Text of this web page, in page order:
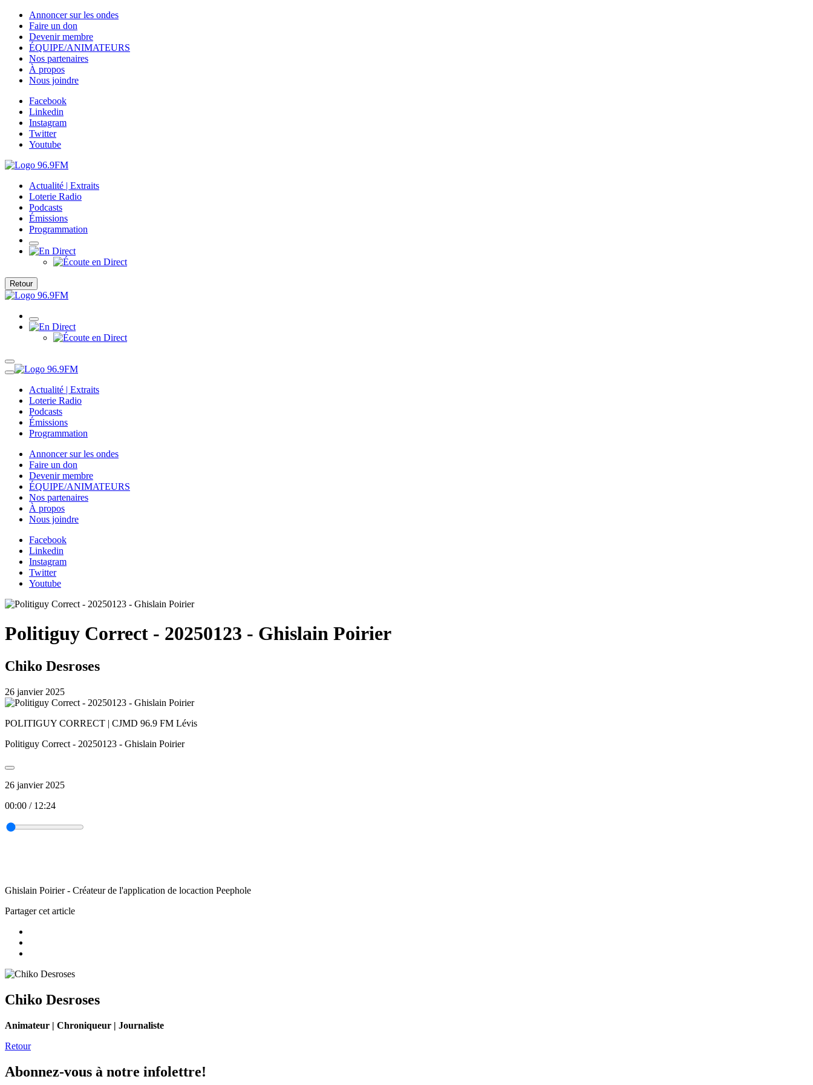
Annoncer sur les ondes
Faire un don
Devenir membre
ÉQUIPE/ANIMATEURS
Nos partenaires
À propos
Nous joindre
Facebook
Linkedin
Instagram
Twitter
Youtube
Actualité | Extraits
Loterie Radio
Podcasts
Émissions
Programmation
Retour
Actualité | Extraits
Loterie Radio
Podcasts
Émissions
Programmation
Annoncer sur les ondes
Faire un don
Devenir membre
ÉQUIPE/ANIMATEURS
Nos partenaires
À propos
Nous joindre
Facebook
Linkedin
Instagram
Twitter
Youtube
Politiguy Correct - 20250123 - Ghislain Poirier
Chiko Desroses
26 janvier 2025
POLITIGUY CORRECT | CJMD 96.9 FM Lévis
Politiguy Correct - 20250123 - Ghislain Poirier
26 janvier 2025
00:00 / 12:24
Ghislain Poirier - Créateur de l'application de locaction Peephole
Partager cet article
Chiko Desroses
Animateur | Chroniqueur | Journaliste
Retour
Abonnez-vous à notre infolettre!